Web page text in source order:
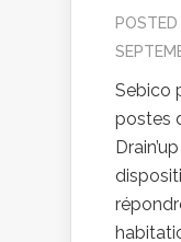
Sebico
postes